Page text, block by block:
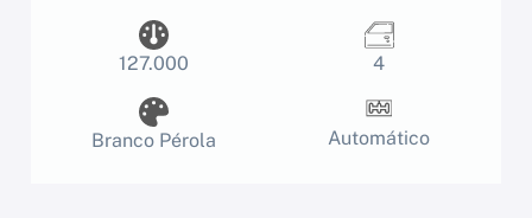
127.000 4
Branco Pérola Automático